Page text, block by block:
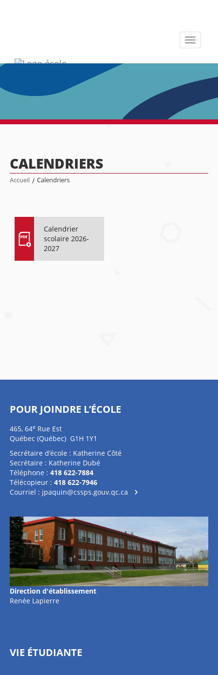
Toggle
CALENDRIERS
Accueil / Calendriers
Calendrier
scolaire 2026-
2027
POUR JOINDRE L’ÉCOLE
465, 64e Rue Est
Québec (Québec) G1H 1Y1
Secrétaire d’école : Katherine Côté
Secrétaire : Katherine Dubé
Téléphone : 418 622-7884
Télécopieur : 418 622-7946
Courriel : jpaquin@cssps.gouv.qc.ca
Direction d'établissement
Renée Lapierre
VIE ÉTUDIANTE